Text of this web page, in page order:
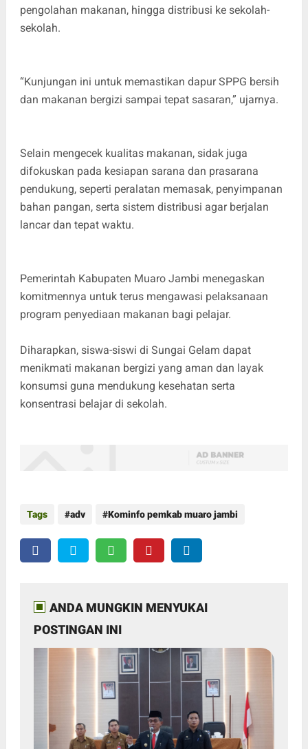
pengolahan makanan, hingga distribusi ke sekolah-
sekolah.
“Kunjungan ini untuk memastikan dapur SPPG bersih
dan makanan bergizi sampai tepat sasaran,” ujarnya.
Selain mengecek kualitas makanan, sidak juga
difokuskan pada kesiapan sarana dan prasarana
pendukung, seperti peralatan memasak, penyimpanan
bahan pangan, serta sistem distribusi agar berjalan
lancar dan tepat waktu.
Pemerintah Kabupaten Muaro Jambi menegaskan
komitmennya untuk terus mengawasi pelaksanaan
program penyediaan makanan bagi pelajar.
Diharapkan, siswa-siswi di Sungai Gelam dapat
menikmati makanan bergizi yang aman dan layak
konsumsi guna mendukung kesehatan serta
konsentrasi belajar di sekolah.
Tags adv Kominfo pemkab muaro jambi
ANDA MUNGKIN MENYUKAI
POSTINGAN INI